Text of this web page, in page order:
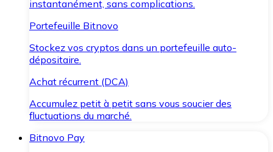
instantanément, sans complications.
Portefeuille Bitnovo
Stockez vos cryptos dans un portefeuille auto-
dépositaire.
Achat récurrent (DCA)
Accumulez petit à petit sans vous soucier des
fluctuations du marché.
Bitnovo Pay